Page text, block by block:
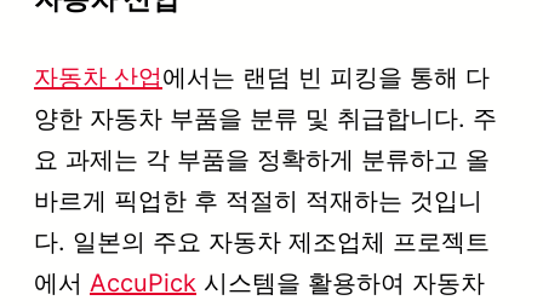
자동차 산업에서는 랜덤 빈 피킹을 통해 다
양한 자동차 부품을 분류 및 취급합니다. 주
요 과제는 각 부품을 정확하게 분류하고 올
바르게 픽업한 후 적절히 적재하는 것입니
다. 일본의 주요 자동차 제조업체 프로젝트
에서 AccuPick 시스템을 활용하여 자동차